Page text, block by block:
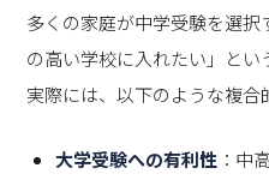
多くの家庭が中学受験を選
の高い学校に入れたい」とい
実際には、以下のような複合
大学受験への有利性 ：中